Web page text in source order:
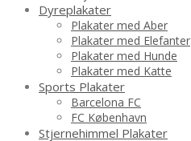
Dyreplakater
Plakater med Aber
Plakater med Elefanter
Plakater med Hunde
Plakater med Katte
Sports Plakater
Barcelona FC
FC København
Stjernehimmel Plakater